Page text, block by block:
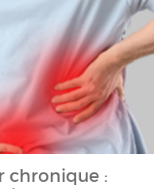
chronique :